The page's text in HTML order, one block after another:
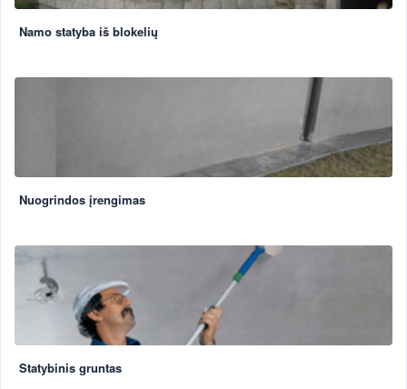
Namo statyba iš blokelių
Nuogrindos įrengimas
Statybinis gruntas